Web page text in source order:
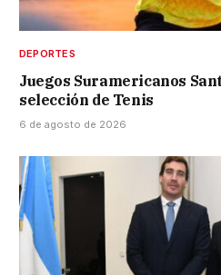
DEPORTES
Juegos Suramericanos
selección de Tenis
6 de agosto de 2026